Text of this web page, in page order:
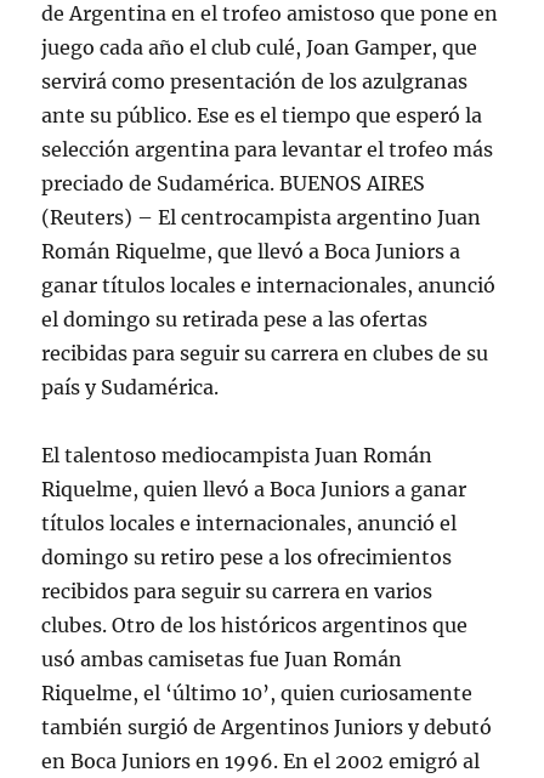
de Argentina en el trofeo amistoso que pone en
juego cada año el club culé, Joan Gamper, que
servirá como presentación de los azulgranas
ante su público. Ese es el tiempo que esperó la
selección argentina para levantar el trofeo más
preciado de Sudamérica. BUENOS AIRES
(Reuters) – El centrocampista argentino Juan
Román Riquelme, que llevó a Boca Juniors a
ganar títulos locales e internacionales, anunció
el domingo su retirada pese a las ofertas
recibidas para seguir su carrera en clubes de su
país y Sudamérica.
El talentoso mediocampista Juan Román
Riquelme, quien llevó a Boca Juniors a ganar
títulos locales e internacionales, anunció el
domingo su retiro pese a los ofrecimientos
recibidos para seguir su carrera en varios
clubes. Otro de los históricos argentinos que
usó ambas camisetas fue Juan Román
Riquelme, el ‘último 10’, quien curiosamente
también surgió de Argentinos Juniors y debutó
en Boca Juniors en 1996. En el 2002 emigró al